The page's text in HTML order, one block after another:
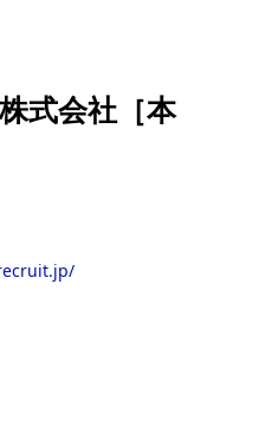
式会社［本